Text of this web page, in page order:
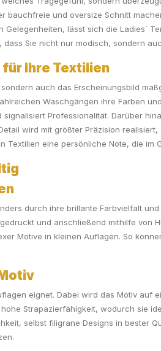
bauchfreie und oversize Schnitt
lässt sich die Ladies´
Sie nicht nur modisch, sondern
Ihre Textilien
auch das Erscheinungsbild
Waschgängen ihre Farben
Professionalität. Darüber
wird mit größter Präzision
Textilien eine persönliche Note, die im
durch ihre brillante Farbvielfalt
und anschließend mithilfe von
Motive in kleinen Auflagen. So
eignet. Dabei wird das Motiv auf
Strapazierfähigkeit, wodurch sie
selbst filigrane Designs in bester